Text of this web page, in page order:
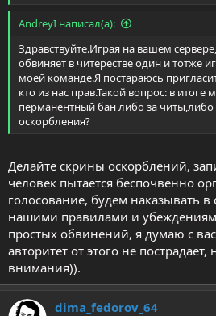
AndreyI написал(а):
Здравствуйте.Играя на вашем
обвиняет в читерестве один и тотже
моей команде.Я постараюсь
кто из нас прав.Такой вопрос: в итоге
перманентный бан либо за
оскорбления?
Делайте скрины оскорблений,
человек пытается беспочвенно
голосование, будем наказывать в
нашими правилами и
простых обвинений, я думаю с
авторитет от этого не
внимания)).
dima_fedorov_64